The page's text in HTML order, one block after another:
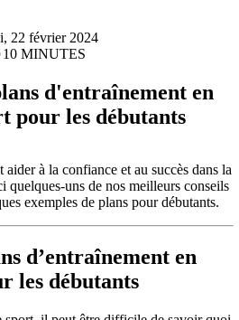
22 février 2024
10 MINUTES
d'entraînement en
pour les débutants
à la confiance et au succès dans la
quelques-uns de nos meilleurs conseils
exemples de plans pour débutants.
d’entraînement en
les débutants